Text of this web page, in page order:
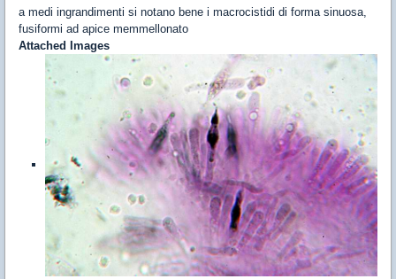
a medi ingrandimenti si notano bene i macrocistidi di forma sinuosa,
fusiformi ad apice memmellonato
Attached Images